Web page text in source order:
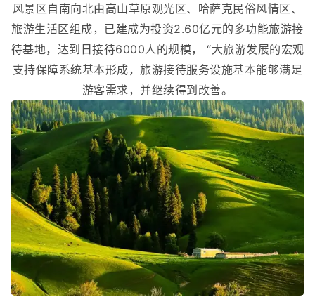
风景区自南向北由高山草原观光区、哈萨克民俗风情区、
旅游生活区组成，已建成为投资2.60亿元的多功能旅游接
待基地，达到日接待6000人的规模， “大旅游发展的宏观
支持保障系统基本形成，旅游接待服务设施基本能够满足
游客需求，并继续得到改善。